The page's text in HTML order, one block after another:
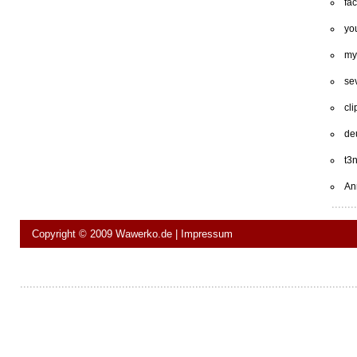
t3n
Copyright © 2009 Wawerko.de Impressum